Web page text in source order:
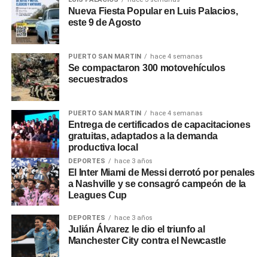
Adorniexplicó que el cierre de organismos «en algunos
será por decreto, en otros bastará con la decisión de cada
ministro». Respecto a los posibles despidos,
que «empleado que esté de más no tiene razón de ser
que un argentino abone su sueldo con sus impuestos».
0
Nueva Fiesta Popular en Luis Palacios,
este 9 de Agosto
PUERTO SAN MARTIN hace 4 semanas
Se compactaron 300 motovehículos
secuestrados
PUERTO SAN MARTIN hace 4 semanas
Entrega de certificados de capacitaciones
gratuitas, adaptados a la demanda
productiva local
DEPORTES hace 3 años
El Inter Miami de Messi derrotó por penales
a Nashville y se consagró campeón de la
Leagues Cup
DEPORTES hace 3 años
Julián Álvarez le dio el triunfo al
Manchester City contra el Newcastle